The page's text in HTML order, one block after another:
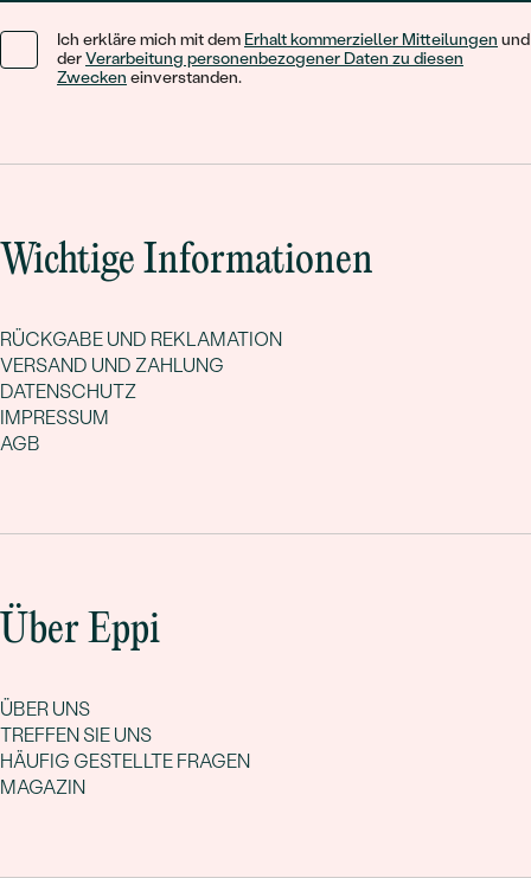
Ich erkläre mich mit dem Erhalt kommerzieller Mitteilungen und
derVerarbeitung personenbezogener Daten zu diesen
Zwecken einverstanden.
Wichtige Informationen
RÜCKGABE UND REKLAMATION
VERSAND UND ZAHLUNG
DATENSCHUTZ
IMPRESSUM
AGB
Über Eppi
ÜBER UNS
TREFFEN SIE UNS
HÄUFIG GESTELLTE FRAGEN
MAGAZIN